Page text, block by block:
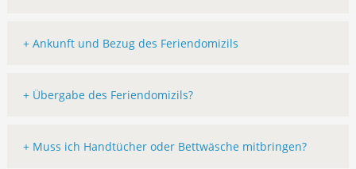
+ Ankunft und Bezug des Feriendomizils
+ Übergabe des Feriendomizils?
+ Muss ich Handtücher oder Bettwäsche mitbringen?